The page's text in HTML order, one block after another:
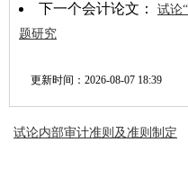
下一个会计论文： 试论
题研究
更新时间： 2026-08-07 18:39
试论内部审计准则及准则制定